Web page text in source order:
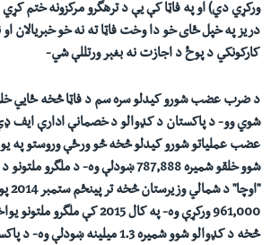
ورکړي دي) او په فاټا کې یې د ترهگرو مرکزونه ختم
دريز په خپل ځای خودا وخت فاټا ته نه خو خبریالان
کارکونکي د پوځ د اجازت نه بغېر ورتللې شي-
د ضرب عضب شورو کیدلو سره سم د فاټا څخهځايي
شوي وو- د پاکستان د کډوالو د خصمانې ادارې ایف
عضب عملیاتوشورو کیدلو څخه څو ورځې وروستو په
شوو خلقو شمیره 787,888 ښودلې وه- د ملگرو ملتونو د بشري چارو د رابطې دفتر
"اوچا"
د
961,000 ورکړې وه-
په کال 2015 کې ملگرو
څخه د کډوالو شوو شمیره 1.3 میلینه ښودلې وه-
د